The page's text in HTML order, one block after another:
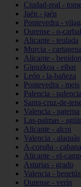
Ciudad-real -
Jaén - jaén
Pontevedra -
Ourense - o-
Alicante - teulada
Murcia - cartagena
Alicante -
Gipuzkoa - eibar
León - la-bañeza
Pontevedra - meis
Palencia - palencia
Santa-cruz-de-
Valencia - paterna
Las-palmas -
Alicante - alcoi
Valencia - alaquàs
A-coruña -
Alicante - el-
Asturias - grado
Valencia -
Ourense - verín